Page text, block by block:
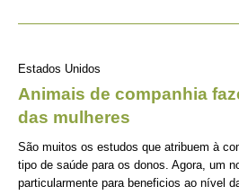
Estados Unidos
Animais de companhia
das mulheres
São muitos os estudos que atribuem à
tipo de saúde para os donos. Agora, um
particularmente para beneficios ao nível